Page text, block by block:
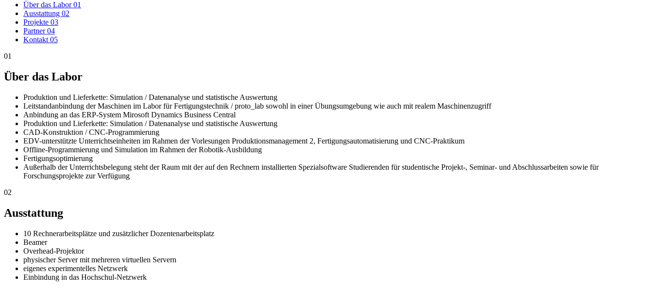
Über das Labor01
Ausstattung 02
Projekte 03
Partner04
Kontakt05
01
Über das Labor
Produktion und Lieferkette: Simulation / Datenanalyse und statistische Auswertung
Leitstandanbindung der Maschinen im Labor für Fertigungstechnik / proto_lab sowohl in einer Übungsumgebung wie auch mit realem Maschinenzugriff
Anbindung an das ERP-System Mirosoft Dynamics Business Central
Produktion und Lieferkette: Simulation / Datenanalyse und statistische Auswertung
CAD-Konstruktion / CNC-Programmierung
EDV-unterstützte Unterrichtseinheiten im Rahmen der Vorlesungen Produktionsmanagement 2, Fertigungsautomatisierung und CNC-Praktikum
Offline-Programmierung und Simulation im Rahmen der Robotik-Ausbildung
Fertigungsoptimierung
Außerhalb der Unterrichtsbelegung steht der Raum mit der auf den Rechnern installierten Spezialsoftware Studierenden für studentische Projekt-, Seminar- und Abschlussarbeiten sowie für
Forschungsprojekte zur Verfügung
02
Ausstattung
10 Rechnerarbeitsplätze und zusätzlicher Dozentenarbeitsplatz
Beamer
Overhead-Projektor
physischer Server mit mehreren virtuellen Servern
eigenes experimentelles Netzwerk
Einbindung in das Hochschul-Netzwerk